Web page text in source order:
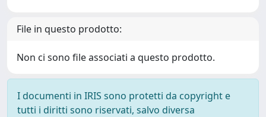
File in questo prodotto:
Non ci sono file associati a questo prodotto.
I documenti in IRIS sono protetti da copyright e
tutti i diritti sono riservati, salvo diversa